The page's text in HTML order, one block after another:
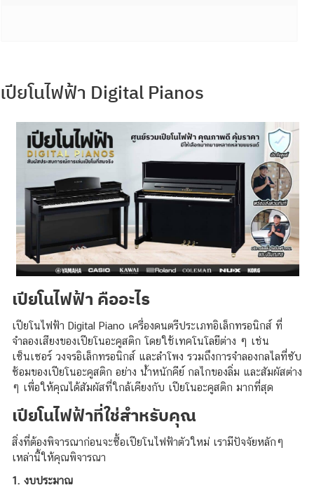
เปียโนไฟฟ้า Digital Pianos
เปียโนไฟฟ้า คืออะไร
เปียโนไฟฟ้า Digital Piano เครื่องดนตรีประเภทอิเล็กทรอนิกส์ ที่
จำลองเสียงของเปียโนอะคูสติก โดยใช้เทคโนโลยีต่าง ๆ เช่น
เซ็นเซอร์ วงจรอิเล็กทรอนิกส์ และลำโพง รวมถึงการจำลองกลไลที่ซับ
ซ้อมของเปียโนอะคูสติก อย่าง น้ำหนักคีย์ กลไกของลิ่ม และสัมผัสต่าง
ๆ เพื่อให้คุณได้สัมผัสที่ใกล้เคียงกับ เปียโนอะคูสติก มากที่สุด
เปียโนไฟฟ้าที่ใช่สำหรับคุณ
สิ่งที่ต้องพิจารณาก่อนจะซื้อเปียโนไฟฟ้าตัวใหม่ เรามีปัจจัยหลักๆ
เหล่านี้ให้คุณพิจารณา
1. งบประมาณ